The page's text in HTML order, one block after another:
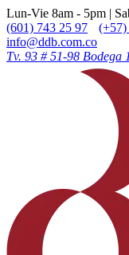
Lun-Vie 8am - 5pm |
(601) 743 25 97
(+57)
info@ddb.com.co
Tv. 93 # 51-98 Bodega